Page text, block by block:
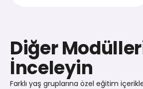
Diğer
İnceleyin
Farklı yaş gruplarına özel eğitim